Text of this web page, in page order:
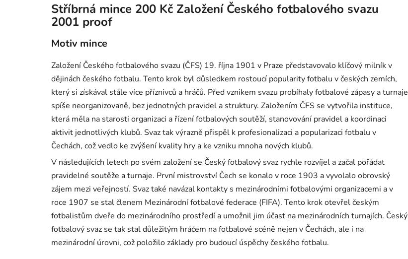
Stříbrná mince 200 Kč Založení Českého fotbalového svazu
2001 proof
Motiv mince
Založení Českého fotbalového svazu (ČFS) 19. října 1901 v Praze představovalo klíčový milník v
dějinách českého fotbalu. Tento krok byl důsledkem rostoucí popularity fotbalu v českých zemích,
který si získával stále více příznivců a hráčů. Před vznikem svazu probíhaly fotbalové zápasy a turnaje
spíše neorganizovaně, bez jednotných pravidel a struktury. Založením ČFS se vytvořila instituce,
která měla na starosti organizaci a řízení fotbalových soutěží, stanovování pravidel a koordinaci
aktivit jednotlivých klubů. Svaz tak výrazně přispěl k profesionalizaci a popularizaci fotbalu v
Čechách, což vedlo ke zvýšení kvality hry a ke vzniku mnoha nových klubů.
V následujících letech po svém založení se Český fotbalový svaz rychle rozvíjel a začal pořádat
pravidelné soutěže a turnaje. První mistrovství Čech se konalo v roce 1903 a vyvolalo obrovský
zájem mezi veřejností. Svaz také navázal kontakty s mezinárodními fotbalovými organizacemi a v
roce 1907 se stal členem Mezinárodní fotbalové federace (FIFA). Tento krok otevřel českým
fotbalistům dveře do mezinárodního prostředí a umožnil jim účast na mezinárodních turnajích. Český
fotbalový svaz se tak stal důležitým hráčem na fotbalové scéně nejen v Čechách, ale i na
mezinárodní úrovni, což položilo základy pro budoucí úspěchy českého fotbalu.